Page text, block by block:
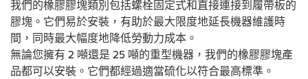
我們的橡膠膠塊類別包括螺栓固定式和直接連接到履帶板的
膠塊。它們易於安裝，有助於最大限度地延長機器維護時
間，同時最大幅度地降低勞動力成本。
無論您擁有 2 噸還是 25 噸的重型機器，我們的橡膠膠塊產
品都可以安裝。它們都經過適當硫化以符合最高標準。